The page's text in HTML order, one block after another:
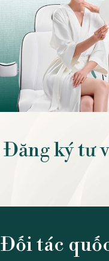
Đăng ký tư
Đối tác